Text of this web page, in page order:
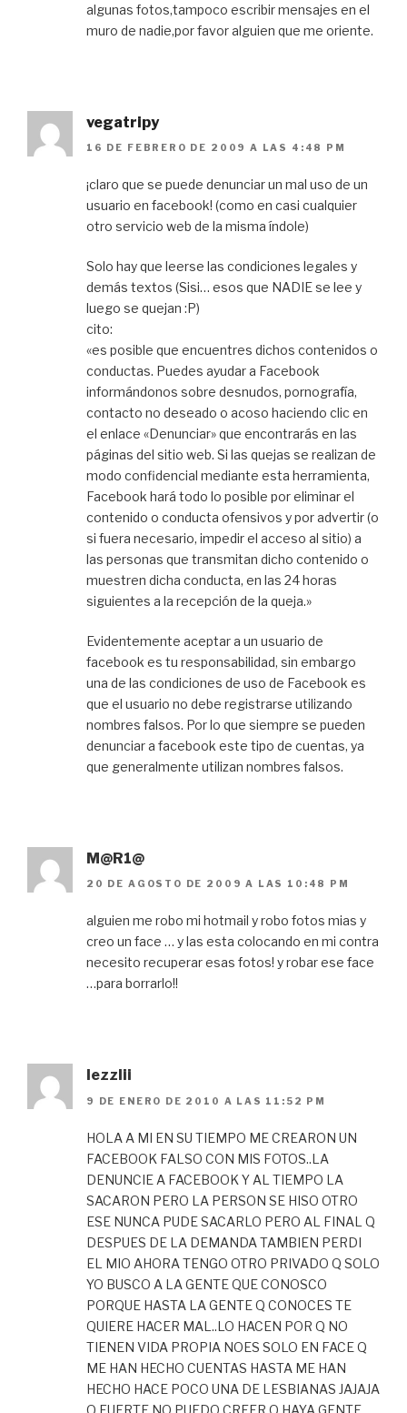
algunas fotos,tampoco escribir mensajes en el
muro de nadie,por favor alguien que me oriente.
vegatripy
16 DE FEBRERO DE 2009 A LAS 4:48 PM
¡claro que se puede denunciar un mal uso de un
usuario en facebook! (como en casi cualquier
otro servicio web de la misma índole)
Solo hay que leerse las condiciones legales y
demás textos (Sisi… esos que NADIE se lee y
luego se quejan :P)
cito:
«es posible que encuentres dichos contenidos o
conductas. Puedes ayudar a Facebook
informándonos sobre desnudos, pornografía,
contacto no deseado o acoso haciendo clic en
el enlace «Denunciar» que encontrarás en las
páginas del sitio web. Si las quejas se realizan de
modo confidencial mediante esta herramienta,
Facebook hará todo lo posible por eliminar el
contenido o conducta ofensivos y por advertir (o
si fuera necesario, impedir el acceso al sitio) a
las personas que transmitan dicho contenido o
muestren dicha conducta, en las 24 horas
siguientes a la recepción de la queja.»
Evidentemente aceptar a un usuario de
facebook es tu responsabilidad, sin embargo
una de las condiciones de uso de Facebook es
que el usuario no debe registrarse utilizando
nombres falsos. Por lo que siempre se pueden
denunciar a facebook este tipo de cuentas, ya
que generalmente utilizan nombres falsos.
M@R1@
20 DE AGOSTO DE 2009 A LAS 10:48 PM
alguien me robo mi hotmail y robo fotos mias y
creo un face … y las esta colocando en mi contra
necesito recuperar esas fotos! y robar ese face
…para borrarlo!!
lezzlii
9 DE ENERO DE 2010 A LAS 11:52 PM
HOLA A MI EN SU TIEMPO ME CREARON UN
FACEBOOK FALSO CON MIS FOTOS..LA
DENUNCIE A FACEBOOK Y AL TIEMPO LA
SACARON PERO LA PERSON SE HISO OTRO
ESE NUNCA PUDE SACARLO PERO AL FINAL Q
DESPUES DE LA DEMANDA TAMBIEN PERDI
EL MIO AHORA TENGO OTRO PRIVADO Q SOLO
YO BUSCO A LA GENTE QUE CONOSCO
PORQUE HASTA LA GENTE Q CONOCES TE
QUIERE HACER MAL..LO HACEN POR Q NO
TIENEN VIDA PROPIA NOES SOLO EN FACE Q
ME HAN HECHO CUENTAS HASTA ME HAN
HECHO HACE POCO UNA DE LESBIANAS JAJAJA
Q FUERTE NO PUEDO CREER Q HAYA GENTE